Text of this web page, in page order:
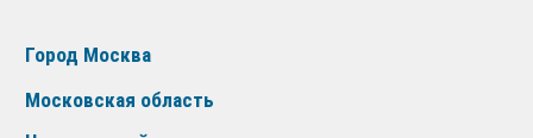
Город Москва
Московская область